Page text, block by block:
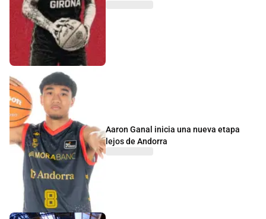
Aaron Ganal inicia una nueva etapa
lejos de Andorra